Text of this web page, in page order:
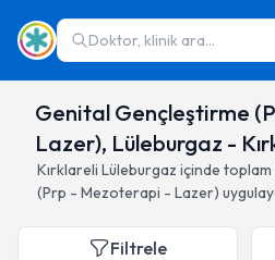
Doktor, klinik ara...
Genital Gençleştirme
Lazer), Lüleburgaz -
Kırklareli Lüleburgaz içinde toplam
(Prp - Mezoterapi - Lazer)
Filtrele